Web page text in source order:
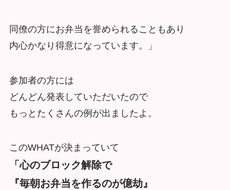
同僚の方にお弁当を誉められることもあり
内心かなり得意になっています。」
参加者の方には
どんどん発表していただいたので
もっとたくさんの例が出ましたよ。
このWHATが決まっていて
「心のブロック解除で
『毎朝お弁当を作るのが億劫』